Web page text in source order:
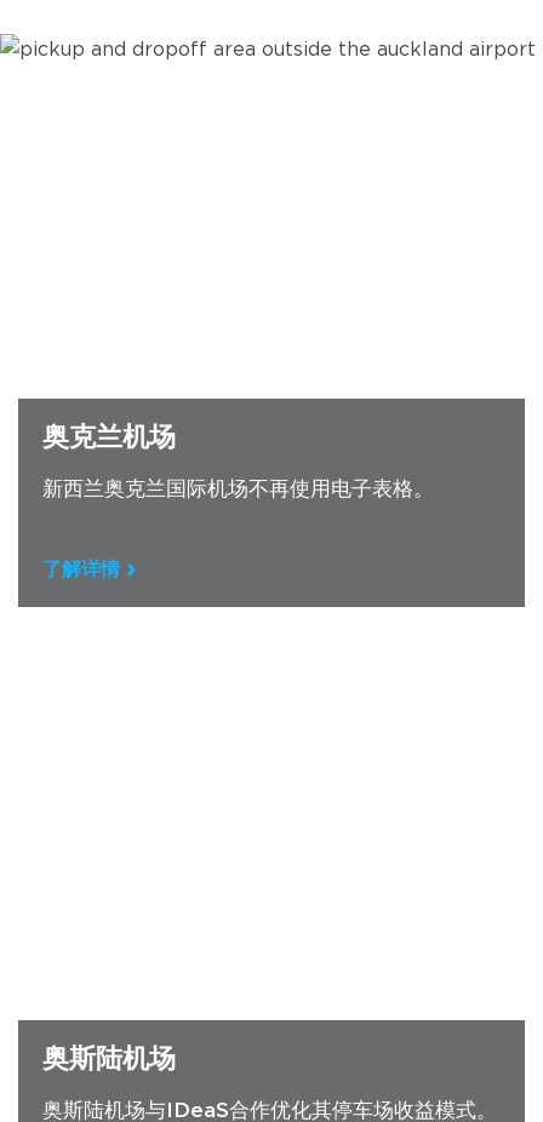
奥克兰机场
新西兰奥克兰国际机场不再使用电子表格。
了解详情
奥斯陆机场
奥斯陆机场与IDeaS合作优化其停车场收益模式。